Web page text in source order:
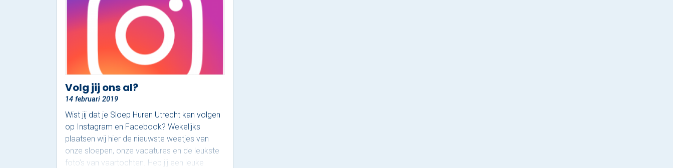
Volg jij ons al?
14 februari 2019
Wist jij dat je Sloep Huren Utrecht kan volgen
op Instagram en Facebook? Wekelijks
plaatsen wij hier de nieuwste weetjes van
onze sloepen, onze vacatures en de leukste
foto’s van vaartochten. Heb jij een leuke